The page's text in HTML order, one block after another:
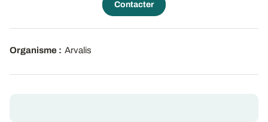
Contacter
Organisme : Arvalis